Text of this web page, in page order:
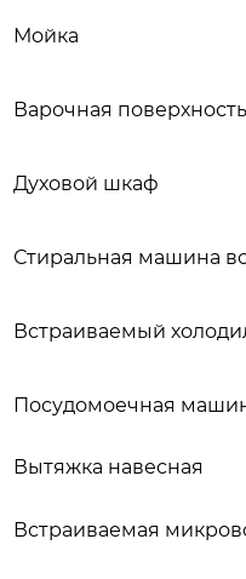
Мойка
Варочная поверхность
Духовой шкаф
Стиральная машина
Встраиваемый
Посудомоечная
Вытяжка навесная
Встраиваемая